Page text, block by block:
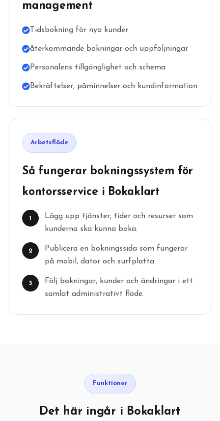
management
Tidsbokning för nya kunder
återkommande bokningar och uppföljningar
Personalens tillgänglighet och schema
Bekräftelser, påminnelser och kundinformation
Arbetsflöde
Så fungerar bokningssystem för
kontorsservice i Bokaklart
1
Lägg upp tjänster, tider och resurser som
kunderna ska kunna boka.
2
Publicera en bokningssida som fungerar
på mobil, dator och surfplatta.
3
Följ bokningar, kunder och ändringar i ett
samlat administrativt flöde.
Funktioner
Det här ingår i Bokaklart